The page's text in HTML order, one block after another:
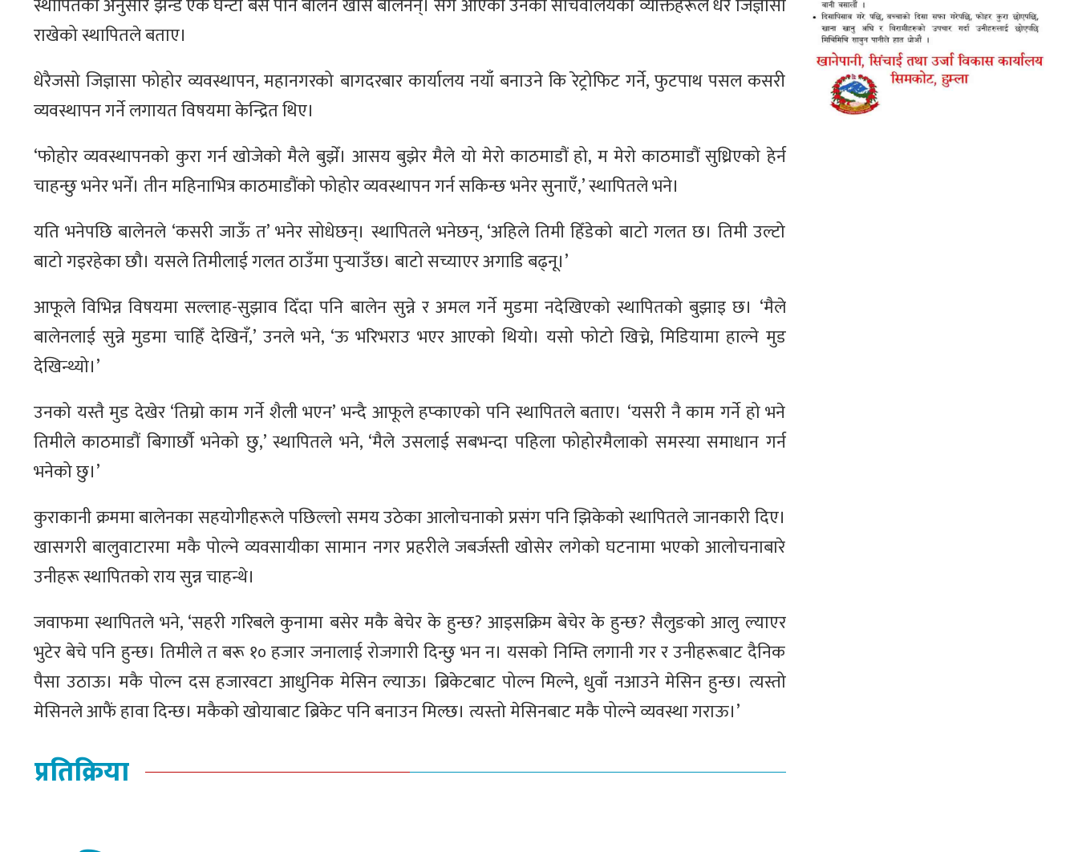
स्थापितका अनुसार झन्डै एक घन्टा बसे पनि बालेन खासै बोलेनन्। सँगै आएका उनको सचिवालयका व्यक्तिहरूले धेरै जिज्ञासा
राखेको स्थापितले बताए।
धेरैजसो जिज्ञासा फोहोर व्यवस्थापन, महानगरको बागदरबार कार्यालय नयाँ बनाउने कि रेट्रोफिट गर्ने, फुटपाथ पसल कसरी
व्यवस्थापन गर्ने लगायत विषयमा केन्द्रित थिए।
‘फोहोर व्यवस्थापनको कुरा गर्न खोजेको मैले बुझेँ। आसय बुझेर मैले यो मेरो काठमाडौं हो, म मेरो काठमाडौं सुध्रिएको हेर्न
चाहन्छु भनेर भनेँ। तीन महिनाभित्र काठमाडौंको फोहोर व्यवस्थापन गर्न सकिन्छ भनेर सुनाएँ,’ स्थापितले भने।
यति भनेपछि बालेनले ‘कसरी जाऊँ त’ भनेर सोधेछन्। स्थापितले भनेछन्, ‘अहिले तिमी हिँडेको बाटो गलत छ। तिमी उल्टो
बाटो गइरहेका छौ। यसले तिमीलाई गलत ठाउँमा पुर्‍याउँछ। बाटो सच्याएर अगाडि बढ्नू।’
आफूले विभिन्न विषयमा सल्लाह-सुझाव दिँदा पनि बालेन सुन्ने र अमल गर्ने मुडमा नदेखिएको स्थापितको बुझाइ छ। ‘मैले
बालेनलाई सुन्ने मुडमा चाहिँ देखिनँ,’ उनले भने, ‘ऊ भरिभराउ भएर आएको थियो। यसो फोटो खिच्ने, मिडियामा हाल्ने मुड
देखिन्थ्यो।’
उनको यस्तै मुड देखेर ‘तिम्रो काम गर्ने शैली भएन’ भन्दै आफूले हप्काएको पनि स्थापितले बताए। ‘यसरी नै काम गर्ने हो भने
तिमीले काठमाडौं बिगार्छौ भनेको छु,’ स्थापितले भने, ‘मैले उसलाई सबभन्दा पहिला फोहोरमैलाको समस्या समाधान गर्न
भनेको छु।’
कुराकानी क्रममा बालेनका सहयोगीहरूले पछिल्लो समय उठेका आलोचनाको प्रसंग पनि झिकेको स्थापितले जानकारी दिए।
खासगरी बालुवाटारमा मकै पोल्ने व्यवसायीका सामान नगर प्रहरीले जबर्जस्ती खोसेर लगेको घटनामा भएको आलोचनाबारे
उनीहरू स्थापितको राय सुन्न चाहन्थे।
जवाफमा स्थापितले भने, ‘सहरी गरिबले कुनामा बसेर मकै बेचेर के हुन्छ? आइसक्रिम बेचेर के हुन्छ? सैलुङको आलु ल्याएर
भुटेर बेचे पनि हुन्छ। तिमीले त बरू १० हजार जनालाई रोजगारी दिन्छु भन न। यसको निम्ति लगानी गर र उनीहरूबाट दैनिक
पैसा उठाऊ। मकै पोल्न दस हजारवटा आधुनिक मेसिन ल्याऊ। ब्रिकेटबाट पोल्न मिल्ने, धुवाँ नआउने मेसिन हुन्छ। त्यस्तो
मेसिनले आफैं हावा दिन्छ। मकैको खोयाबाट ब्रिकेट पनि बनाउन मिल्छ। त्यस्तो मेसिनबाट मकै पोल्ने व्यवस्था गराऊ।’
प्रतिक्रिया